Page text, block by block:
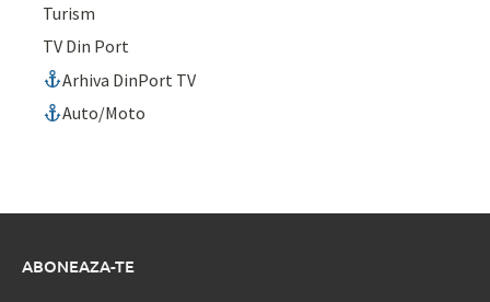
Turism
TV Din Port
Arhiva DinPort TV
Auto/Moto
ABONEAZA-TE